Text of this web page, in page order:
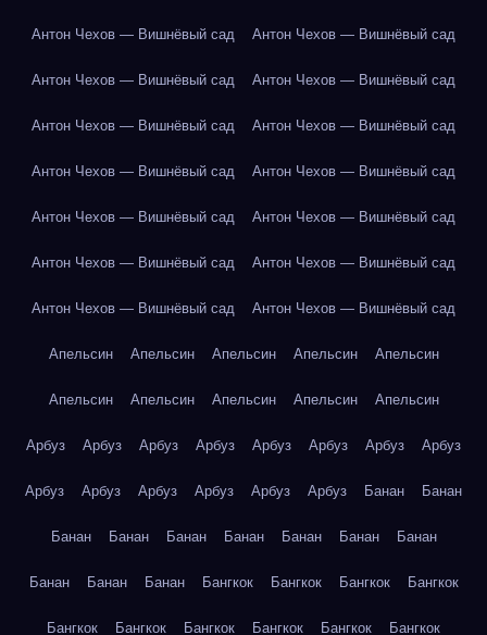
Антон Чехов — Вишнёвый сад Антон Чехов — Вишнёвый сад
Антон Чехов — Вишнёвый сад Антон Чехов — Вишнёвый сад
Антон Чехов — Вишнёвый сад Антон Чехов — Вишнёвый сад
Антон Чехов — Вишнёвый сад Антон Чехов — Вишнёвый сад
Антон Чехов — Вишнёвый сад Антон Чехов — Вишнёвый сад
Антон Чехов — Вишнёвый сад Антон Чехов — Вишнёвый сад
Антон Чехов — Вишнёвый сад Антон Чехов — Вишнёвый сад
Апельсин Апельсин Апельсин Апельсин Апельсин
Апельсин Апельсин Апельсин Апельсин Апельсин
Арбуз Арбуз Арбуз Арбуз Арбуз Арбуз Арбуз Арбуз
Арбуз Арбуз Арбуз Арбуз Арбуз Арбуз Банан Банан
Банан Банан Банан Банан Банан Банан Банан
Банан Банан Банан Бангкок Бангкок Бангкок Бангкок
Бангкок Бангкок Бангкок Бангкок Бангкок Бангкок